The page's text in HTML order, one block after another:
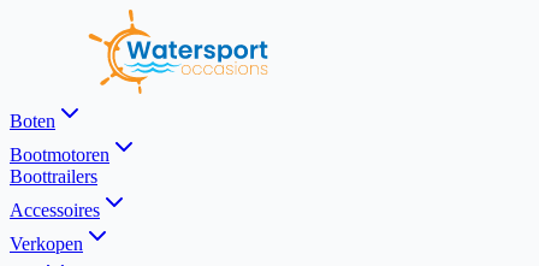
Boten
Bootmotoren
Boottrailers
Accessoires
Verkopen